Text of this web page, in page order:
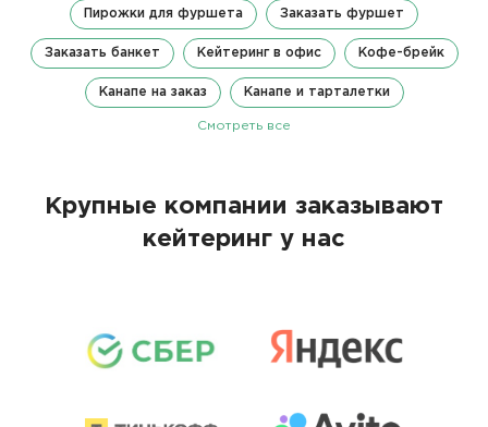
Пирожки для фуршета Заказать фуршет
Заказать банкет Кейтеринг в офис Кофе-брейк
Канапе на заказ Канапе и тарталетки
Смотреть все
Крупные компании заказывают
кейтеринг у нас